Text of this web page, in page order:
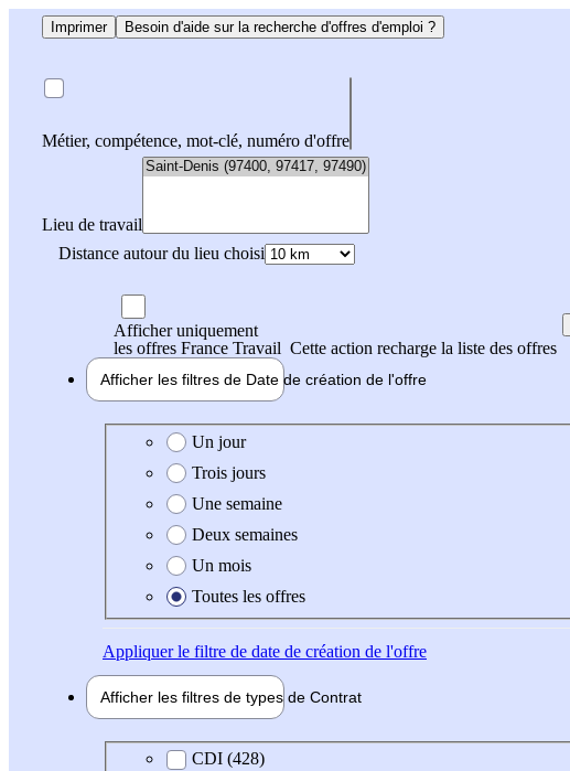
Imprimer Besoin d'aide sur la recherche d'offres d'emploi ?
Métier, compétence, mot-clé, numéro d'offre
Lieu de travail
Distance autour du lieu choisi
Afficher uniquement
les offres France Travail Cette action recharge la liste des offres
Afficher les filtres de Date de création de l'offre
Date de création de l'offre
Un jour
Trois jours
Une semaine
Deux semaines
Un mois
Toutes les offres
Appliquerle filtre de date de création de l'offre
Afficher les filtres de types de Contrat
Type de contratCDI (428)